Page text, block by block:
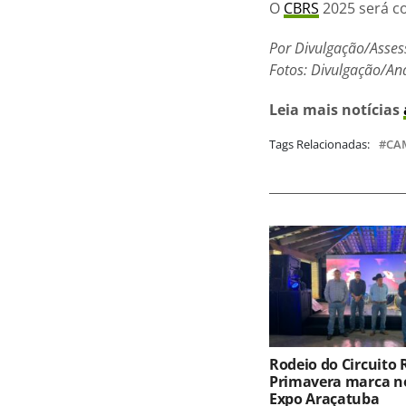
O CBRS 2025 será
Por Divulgação/
Fotos: Divulgação/
Leia mais notícias
Tags Relacionadas:
Rodeio do Circuito
Primavera marca
Expo Araçatuba